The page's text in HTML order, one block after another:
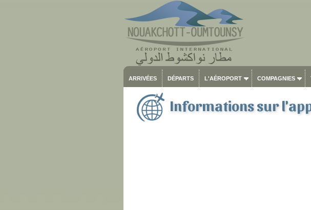
ARRIVÉES DÉPARTS L'AÉROPORT COMPAGNIES
Informations sur